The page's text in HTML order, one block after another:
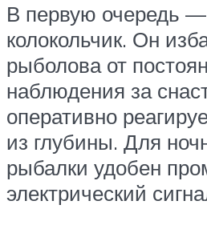
В первую очередь —
колокольчик. Он
рыболова от
наблюдения за
оперативно
из глубины. Для
рыбалки удобен
электрический